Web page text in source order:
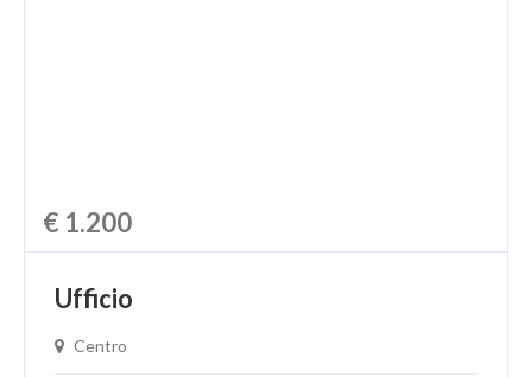
€ 1.200
Ufficio
Centro